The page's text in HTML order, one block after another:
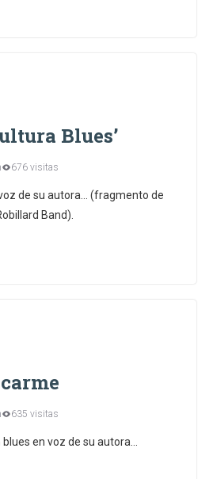
Blues’
676 visitas
de su autora… (fragmento de
Band).
635 visitas
en voz de su autora…